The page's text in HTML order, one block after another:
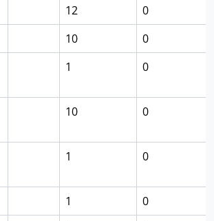
12
0
10
0
1 0
10 0
1 0
1
0